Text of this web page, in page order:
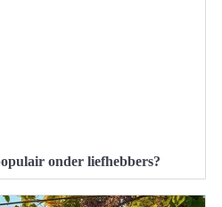
onder liefhebbers?